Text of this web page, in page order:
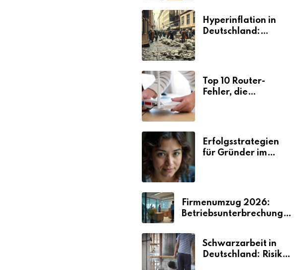
Hyperinflation in
Deutschland:
Top 10 Router-
Fehler, die
Erfolgsstrategien
für Gründer im
Firmenumzug 2026:
Betriebsunterbrechungen
Schwarzarbeit in
Deutschland: Risiken